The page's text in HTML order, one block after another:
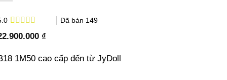
5.0trên 5
dựa trên
2
Đã bán 149
₫
1M50 cao cấp đến từ JyDoll